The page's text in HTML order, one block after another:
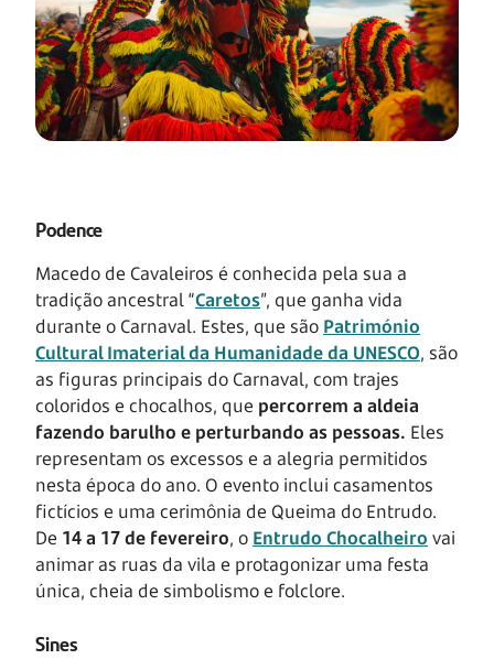
Podence
Macedo de Cavaleiros é conhecida pela sua a
tradição ancestral “Caretos”, que ganha vida
durante o Carnaval. Estes, que são Património
Cultural Imaterial da Humanidade da UNESCO, são
as figuras principais do Carnaval, com trajes
coloridos e chocalhos, que percorrem a aldeia
fazendo barulho e perturbando as pessoas. Eles
representam os excessos e a alegria permitidos
nesta época do ano. O evento inclui casamentos
fictícios e uma cerimônia de Queima do Entrudo.
De 14 a 17 de fevereiro, o Entrudo Chocalheiro vai
animar as ruas da vila e protagonizar uma festa
única, cheia de simbolismo e folclore.
Sines